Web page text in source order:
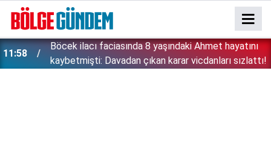
11:58
Böcek ilacı faciasında 8 yaşındaki Ahmet hayatını
kaybetmişti: Davadan çıkan karar vicdanları sızlattı!